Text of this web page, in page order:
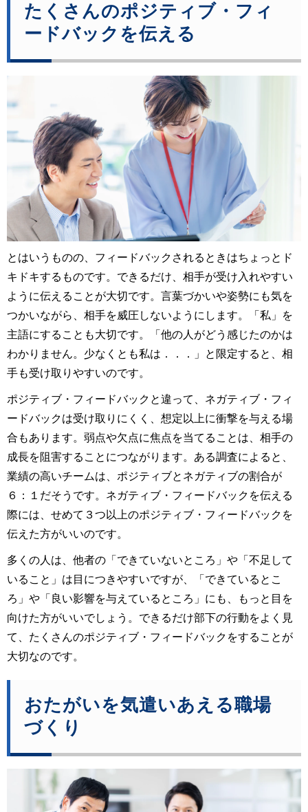
たくさんのポジティブ・フィ
ードバックを伝える
とはいうものの、フィードバックされるときはちょっとド
キドキするものです。できるだけ、相手が受け入れやすい
ように伝えることが大切です。言葉づかいや姿勢にも気を
つかいながら、相手を威圧しないようにします。「私」を
主語にすることも大切です。「他の人がどう感じたのかは
わかりません。少なくとも私は．．．」と限定すると、相
手も受け取りやすいのです。
ポジティブ・フィードバックと違って、ネガティブ・フィ
ードバックは受け取りにくく、想定以上に衝撃を与える場
合もあります。弱点や欠点に焦点を当てることは、相手の
成長を阻害することにつながります。ある調査によると、
業績の高いチームは、ポジティブとネガティブの割合が
６：１だそうです。ネガティブ・フィードバックを伝える
際には、せめて３つ以上のポジティブ・フィードバックを
伝えた方がいいのです。
多くの人は、他者の「できていないところ」や「不足して
いること」は目につきやすいですが、「できているとこ
ろ」や「良い影響を与えているところ」にも、もっと目を
向けた方がいいでしょう。できるだけ部下の行動をよく見
て、たくさんのポジティブ・フィードバックをすることが
大切なのです。
おたがいを気遣いあえる職場
づくり